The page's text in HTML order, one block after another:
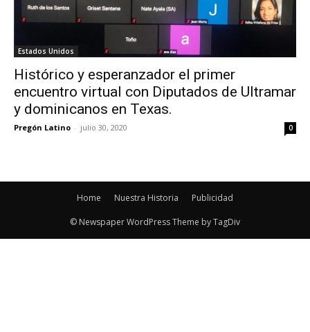
Estados Unidos
Histórico y esperanzador el primer
encuentro virtual con Diputados de Ultramar
y dominicanos en Texas.
Pregón Latino - julio 30, 2020 0
Home Nuestra Historia Publicidad
© Newspaper WordPress Theme by TagDiv